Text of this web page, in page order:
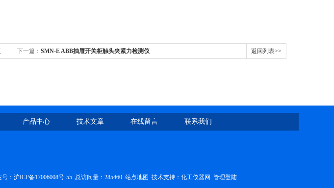
下一篇： SMN-E ABB抽屉开关柜触头夹紧力检测仪 返回列表>>
产品中心 技术文章 在线留言 联系我们
： 沪ICP备17006008号-55 总访问量：285460 站点地图 技术支持： 化工仪器网 管理登陆